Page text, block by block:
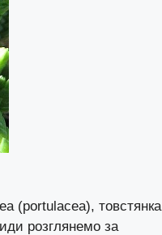
(portulacea), товстянка
розглянемо за